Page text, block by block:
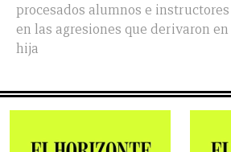
procesados alumnos e
en las agresiones que derivaron
hija